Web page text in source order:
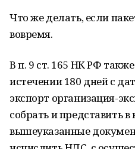
Что же делать, если
вовремя.
В п. 9 ст. 165 НК РФ
истечении 180 дней с
экспорт организация-
собрать и представить
вышеуказанные